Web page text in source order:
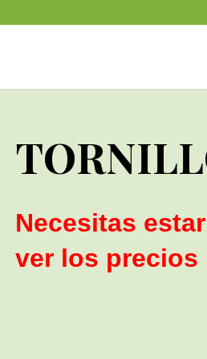
Necesitas
ver los precios